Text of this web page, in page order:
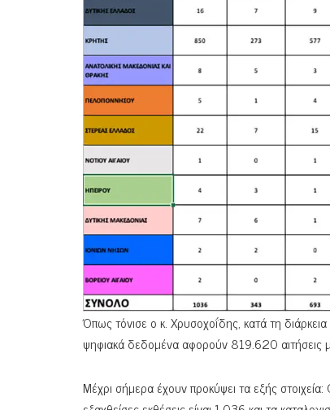
Όπως τόνισε ο κ. Χρυσοχοΐδης, κατά τη
ψηφιακά δεδομένα αφορούν 819.620 αιτήσεις
Μέχρι σήμερα έχουν προκύψει τα εξής